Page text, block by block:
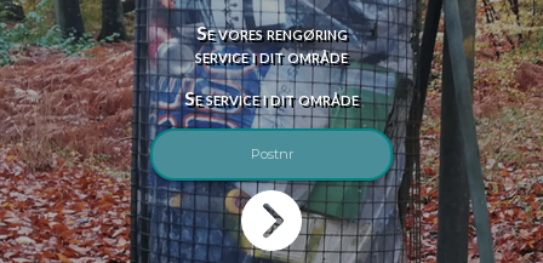
Se vores rengøring
service i dit område
Se service i dit område